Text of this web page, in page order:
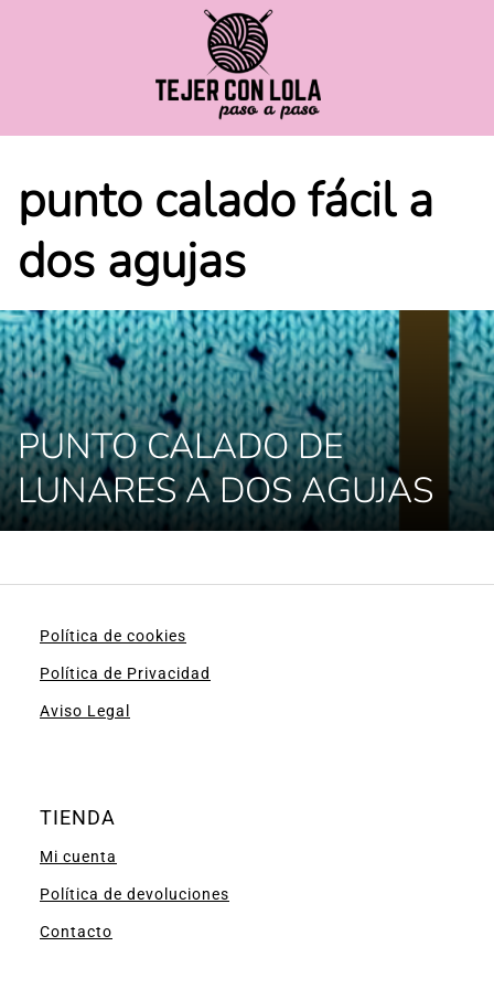
punto calado fácil a
dos agujas
PUNTO CALADO DE
LUNARES A DOS AGUJAS
Política de cookies
Política de Privacidad
Aviso Legal
TIENDA
Mi cuenta
Política de devoluciones
Contacto